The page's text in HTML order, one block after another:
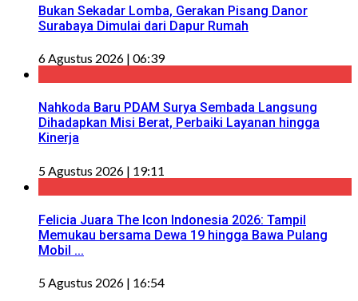
Bukan Sekadar Lomba, Gerakan Pisang Danor
Surabaya Dimulai dari Dapur Rumah
6 Agustus 2026 | 06:39
Nahkoda Baru PDAM Surya Sembada Langsung
Dihadapkan Misi Berat, Perbaiki Layanan hingga
Kinerja
5 Agustus 2026 | 19:11
Felicia Juara The Icon Indonesia 2026: Tampil
Memukau bersama Dewa 19 hingga Bawa Pulang
Mobil ...
5 Agustus 2026 | 16:54